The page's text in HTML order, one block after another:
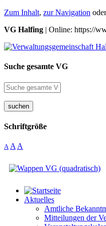
Zum Inhalt, zur Navigation
VG Halfing | Online: https://
Suche gesamte VG
suchen
Schriftgröße
A A A
Aktuelles
Amtliche
Mitteilungen der